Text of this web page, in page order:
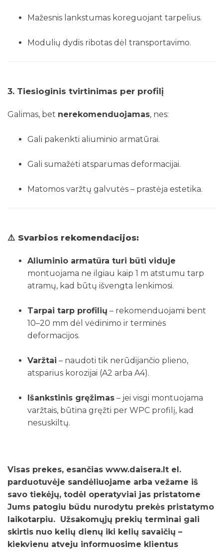
Mažesnis lankstumas koreguojant tarpelius.
Modulių dydis ribotas dėl transportavimo.
3. Tiesioginis tvirtinimas per profilį
Galimas, bet nerekomenduojamas, nes:
Gali pakenkti aliuminio armatūrai.
Gali sumažėti atsparumas deformacijai.
Matomos varžtų galvutės – prastėja estetika.
⚠️ Svarbios rekomendacijos:
Aliuminio armatūra turi būti viduje
montuojama ne ilgiau kaip 1 m atstumu tarp
atramų, kad būtų išvengta lenkimosi.
Tarpai tarp profilių – rekomenduojami bent
10–20 mm dėl vėdinimo ir terminės
deformacijos.
Varžtai – naudoti tik nerūdijančio plieno,
atsparius korozijai (A2 arba A4).
Išankstinis gręžimas – jei visgi montuojama
varžtais, būtina gręžti per WPC profilį, kad
nesuskiltų.
Visas prekes, esančias www.daisera.lt el.
parduotuvėje sandėliuojame arba vežame iš
savo tiekėjų, todėl operatyviai jas pristatome
Jums patogiu būdu nurodytu prekės pristatymo
laikotarpiu. Užsakomųjų prekių terminai gali
skirtis nuo kelių dienų iki kelių savaičių –
kiekvienu atveju informuosime klientus